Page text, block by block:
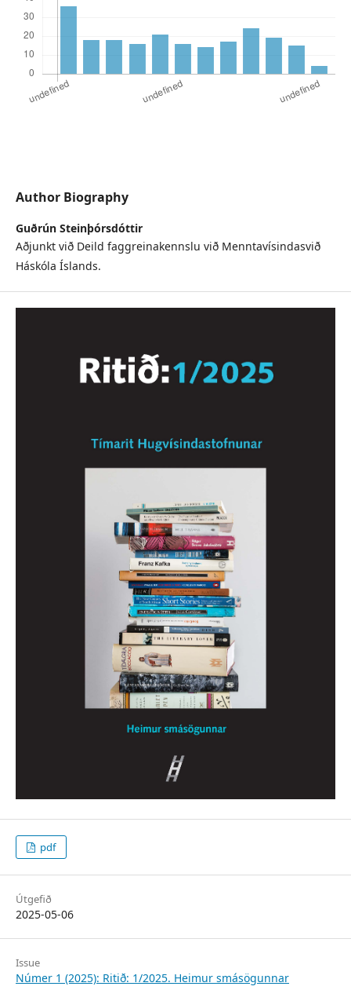
Author Biography
Guðrún Steinþórsdóttir
Aðjunkt við Deild faggreinakennslu við Menntavísindasvið
Háskóla Íslands.
pdf
Útgefið
2025-05-06
Issue
Númer 1 (2025): Ritið: 1/2025. Heimur smásögunnar